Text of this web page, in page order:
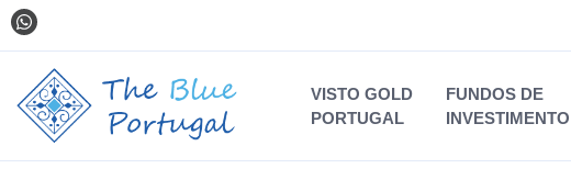
VISTO GOLD
PORTUGAL
FUNDOS DE
INVESTIMENTO